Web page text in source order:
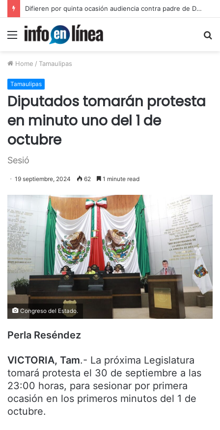
Inicia juicio contra padre de Dafne por violación equiparada contra su hija
Menu
Home / Tamaulipas
Tamaulipas
Diputados tomarán protesta
en minuto uno del 1 de
octubre
Sesió
19 septiembre, 2024 62 1 minute read
Congreso del Estado.
Perla Reséndez
VICTORIA, Tam.- La próxima Legislatura
tomará protesta el 30 de septiembre a las
23:00 horas, para sesionar por primera
ocasión en los primeros minutos del 1 de
octubre.